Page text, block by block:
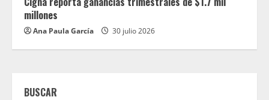
millones
Ana Paula García 30 julio 2026
BUSCAR